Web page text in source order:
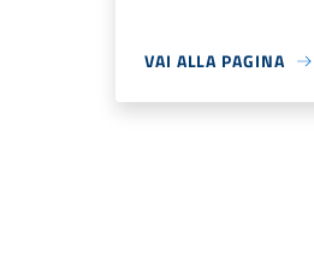
VAI ALLA PAGINA